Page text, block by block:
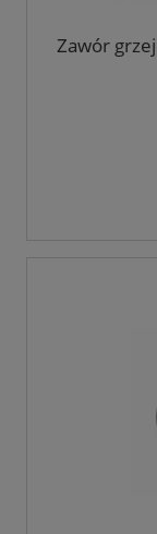
Zawór